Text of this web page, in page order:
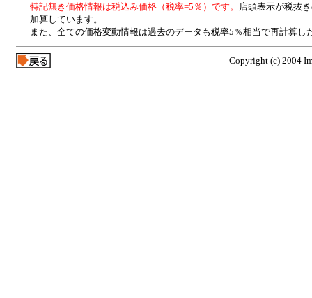
特記無き価格情報は税込み価格（税率=5％）です。 店頭表示が税抜
加算しています。
また、全ての価格変動情報は過去のデータも税率5％相当で再計算し
Copyright (c) 2004